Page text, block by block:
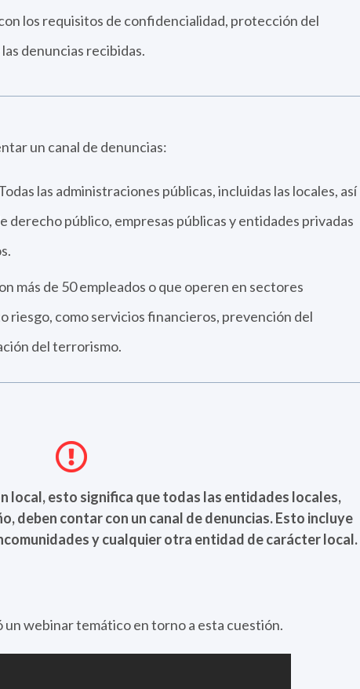
los requisitos de confidencialidad, protección del
denuncias recibidas.
un canal de denuncias:
las administraciones públicas, incluidas las locales, así
derecho público, empresas públicas y entidades privadas
más de 50 empleados o que operen en sectores
riesgo, como servicios financieros, prevención del
del terrorismo.
local, esto significa que todas las entidades locales,
deben contar con un canal de denuncias. Esto incluye
y cualquier otra entidad de carácter local.
un webinar temático en torno a esta cuestión.